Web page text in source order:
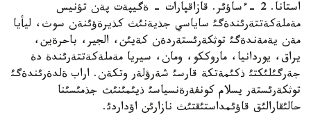
استانا. 2 -ءساؤئر. قازاقپارات - ةگيپةت پةن تؤنيس
مةملةكةتتةرئندةگئ ساياسي جذيةنئث كذيرةؤئنةن سوث، ليأيا
مةن يةمةندةگئ توثكةرئستةردةن كةيئن، الجير، باحرةين،
يراق، يوردانيا، ماروككو، ومان، سيريا مةملةكةتتةرئندة دة
جةرگئلئكتئ ذكئمةتكة قارسئ شةرؤلةر وتكةن. اراب ةلدةرئندةگئ
توثكةرئستةر يسلام كونفةرةنسياسئ ذيئمئنئث جذمئسئنا
حالئقارالئق قاؤئمداستئقتئث نازارئن اؤداردئ.